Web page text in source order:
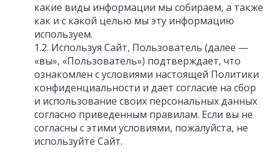
какие виды информации мы собираем, а также
как и с какой целью мы эту информацию
используем.
1.2. Используя Сайт, Пользователь (далее —
«вы», «Пользователь») подтверждает, что
ознакомлен с условиями настоящей Политики
конфиденциальности и дает согласие на сбор
и использование своих персональных данных
согласно приведенным правилам. Если вы не
согласны с этими условиями, пожалуйста, не
используйте Сайт.